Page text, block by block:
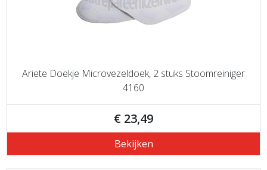
Ariete Doekje Microvezeldoek, 2 stuks Stoomreiniger
4160
€ 23,49
Bekijken